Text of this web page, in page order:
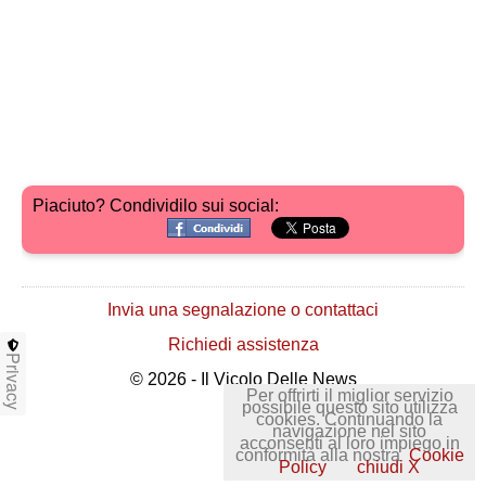
Piaciuto? Condividilo sui social:
Invia una segnalazione o contattaci
Richiedi assistenza
© 2026 - Il Vicolo Delle News
Per offrirti il miglior servizio
possibile questo sito utilizza
cookies. Continuando la
navigazione nel sito
acconsenti al loro impiego in
conformità alla nostra Cookie
Policy chiudi X
Privacy